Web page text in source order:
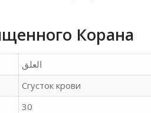
Корана
Сгусток крови
30